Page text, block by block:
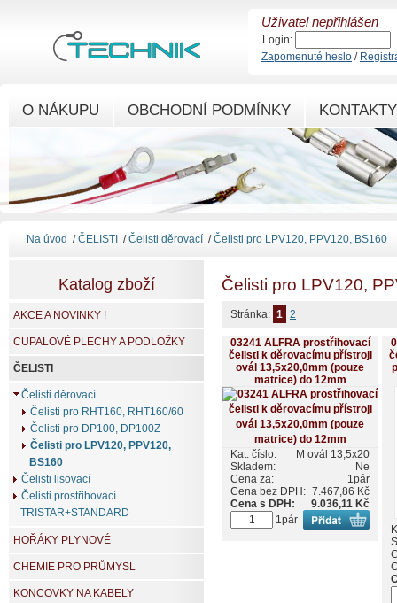
Čelisti pro LPV120,
Stránka: 1 2
03241 ALFRA prostřihovací
čelisti k děrovacímu přístroji
ovál 13,5x20,0mm (pouze
matrice) do 12mm
Kat. číslo:
M ovál 13,5x20
Skladem:
Ne
Cena za:
1pár
Cena bez DPH: 7.467,86 Kč
Cena s DPH:
9.036,11 Kč
1pár
Katalog zboží
AKCE A NOVINKY !
CUPALOVÉ PLECHY A PODLOŽKY
ČELISTI
Čelisti děrovací
Čelisti pro RHT160, RHT160/60
Čelisti pro DP100, DP100Z
Čelisti pro LPV120, PPV120,
BS160
Čelisti lisovací
Čelisti prostřihovací
TRISTAR+STANDARD
HOŘÁKY PLYNOVÉ
CHEMIE PRO PRŮMYSL
KONCOVKY NA KABELY
Na úvod /ČELISTI /Čelisti děrovací /Čelisti pro LPV120, PPV120, BS160
O NÁKUPU OBCHODNÍ PODMÍNKY KONTAKTY
Uživatel nepřihlášen
Login:
Zapomenuté heslo /